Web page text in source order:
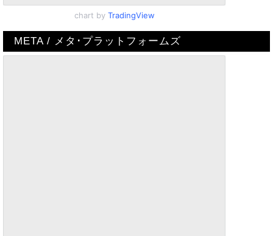
chart by TradingView
META / メタ･プラットフォームズ